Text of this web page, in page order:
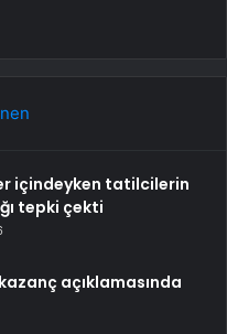
içindeyken tatilcilerin
tepki çekti
açıklamasında